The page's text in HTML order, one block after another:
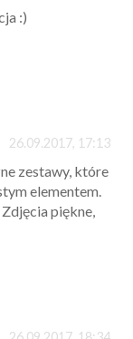
:)
26.09.2017, 17:13
zestawy, które
elementem.
piękne,